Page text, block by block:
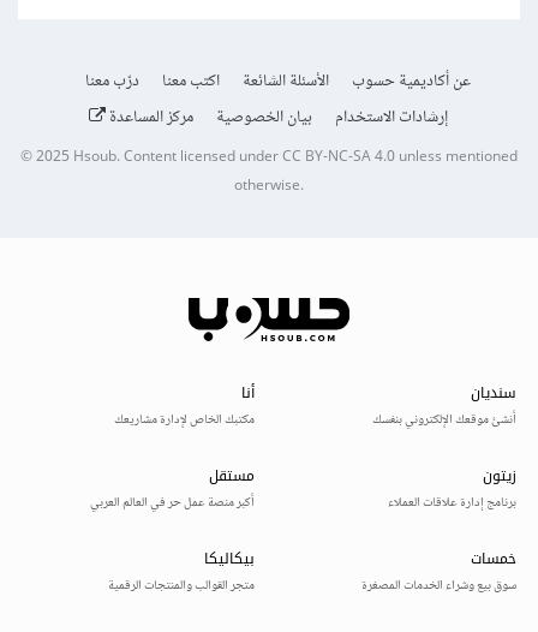
عن أكاديمية حسوب الأسئلة الشائعة اكتب معنا
درّب معنا
إرشادات الاستخدام
بيان الخصوصية مركز المساعدة
© 2025Hsoub.Content licensed underCC BY-NC-SA 4.0unless mentioned
otherwise.